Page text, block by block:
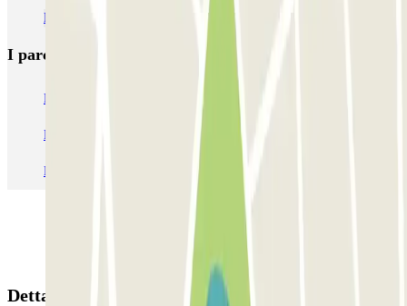
Parcheggio Pala Alpitour Torino | Stadio Olimpico
I parcheggi
Parcheggio Venezia Parcheggio Piazzale Roma Venezia
Parcheggio Roma Parcheggio Milano
Parcheggio Malpensa Terminal 1
Dettagli della prenotazione